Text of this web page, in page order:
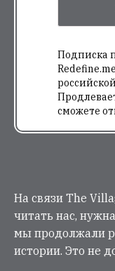
Подписка
сможете
На связи The
читать нас,
мы продолжали
истории. Это не